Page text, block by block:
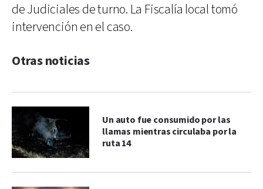
de Judiciales de turno. La Fiscalía local tomó
intervención en el caso.
Otras noticias
Un auto fue consumido por las
llamas mientras circulaba por la
ruta 14